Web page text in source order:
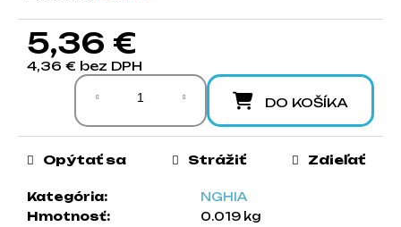
5,36 €
4,36 € bez DPH
Jednotková cena:
DO KOŠÍKA
Kategória:
NGHIA
Hmotnosť:
0.019 kg
Opýtať sa Strážiť Zdieľať
d
p
o
r
a
m